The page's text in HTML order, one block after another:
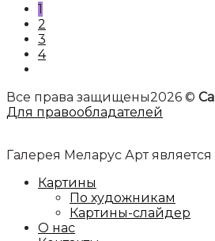
1
2
3
4
Все права защищены2026 ©
Для правообладателей
Галерея Меларус Арт
Картины
По художникам
Картины-слайдер
О нас